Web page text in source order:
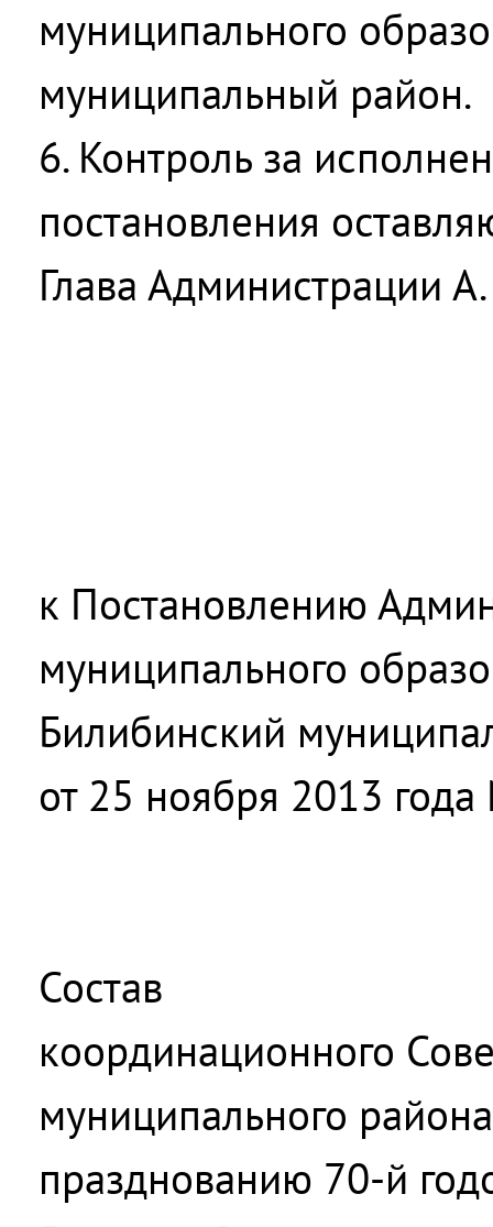
муниципального
муниципальный район.
6. Контроль за
постановления
Глава Администрации
к Постановлению
муниципального
Билибинский
от 25 ноября 2013
Состав
координационного
муниципального
празднованию 70-й